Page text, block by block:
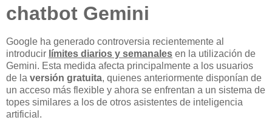
chatbot Gemini
Google ha generado controversia recientemente al
introducir límites diarios y semanales en la utilización de
Gemini. Esta medida afecta principalmente a los usuarios
de la versión gratuita, quienes anteriormente disponían de
un acceso más flexible y ahora se enfrentan a un sistema de
topes similares a los de otros asistentes de inteligencia
artificial.